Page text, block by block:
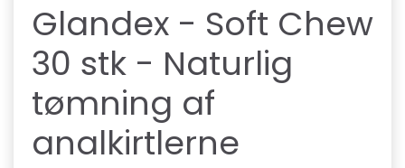
Glandex - Soft Chew
30 stk - Naturlig
tømning af
analkirtlerne